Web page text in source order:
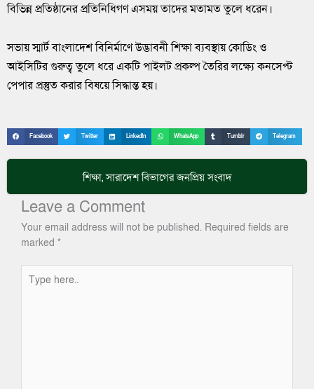
বিভিন্ন প্রতিষ্ঠানের প্রতিনিধিগণ এসময় তাদের মতামত তুলে ধরেন।
সভায় স্মার্ট বাংলাদেশ বিনির্মাণে উদ্ভাবনী শিক্ষা ব্যবস্থায় কোডিং ও
আইসিটির গুরুত্ব তুলে ধরে একটি পাইলট প্রকল্প তৈরির লক্ষ্যে কনসেপ্ট
পেপার প্রস্তুত করার বিষয়ে সিদ্ধান্ত হয়।
Facebook Twitter LinkedIn WhatsApp Tumblr Telegram
শিক্ষা,সারাদেশবিভাগের জনপ্রিয় সংবাদ
Leave a Comment
Your email address will not be published. Required fields are
marked *
here..